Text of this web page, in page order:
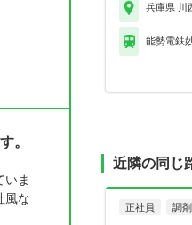
。
いま
風な
兵庫県 川
能勢電鉄
近隣の同じ
正社員 調